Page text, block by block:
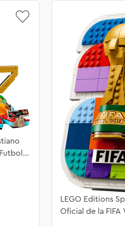
LEGO Editions
Oficial de la FIFA